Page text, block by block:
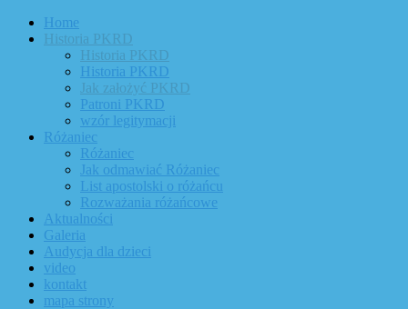
Home
Historia PKRD
Historia PKRD
Historia PKRD
Jak założyć PKRD
Patroni PKRD
wzór legitymacji
Różaniec
Różaniec
Jak odmawiać Różaniec
List apostolski o różańcu
Rozważania różańcowe
Aktualności
Galeria
Audycja dla dzieci
video
kontakt
mapa strony